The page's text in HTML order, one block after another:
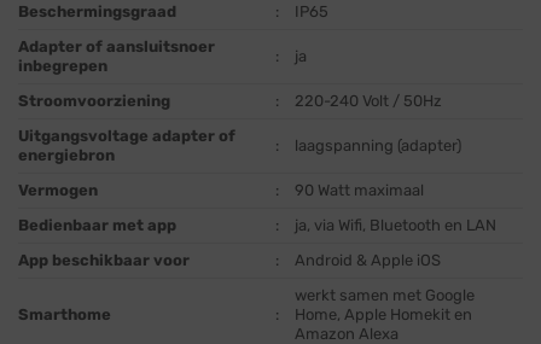
Beschermingsgraad
:
IP65
Adapter of aansluitsnoer
inbegrepen
: ja
Stroomvoorziening :
220-240 Volt / 50Hz
Uitgangsvoltage adapter of
energiebron
: laagspanning (adapter)
Vermogen :
90 Watt maximaal
Bedienbaar met app
:
ja, via Wifi, Bluetooth en LAN
App beschikbaar voor
: Android & Apple iOS
Smarthome :
werkt samen met Google
Home, Apple Homekit en
Amazon Alexa